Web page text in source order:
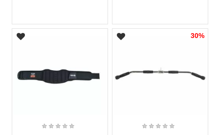
★ ★ ★ ★ ★
30%
★ ★ ★ ★ ★